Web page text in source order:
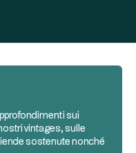
sui
vintages, sulle
sostenute nonché